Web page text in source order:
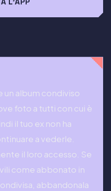
un album condiviso
foto a tutti con cui è
il tuo ex non ha
a vederle.
il loro accesso. Se
come abbonato in
abbandonala